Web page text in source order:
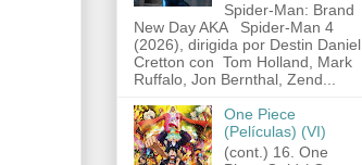
Spider-Man: Brand
New Day AKA Spider-Man 4
(2026), dirigida por Destin Daniel
Cretton con Tom Holland, Mark
Ruffalo, Jon Bernthal, Zend...
One Piece
(Películas) (VI)
(cont.) 16. One